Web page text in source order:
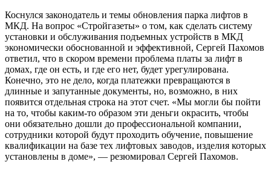
Коснулся законодатель и темы обновления парка лифтов в
МКД. На вопрос «Стройгазеты» о том, как сделать систему
установки и обслуживания подъемных устройств в МКД
экономически обоснованной и эффективной, Сергей Пахомов
ответил, что в скором времени проблема платы за лифт в
домах, где он есть, и где его нет, будет урегулирована.
Конечно, это не дело, когда платежки превращаются в
длинные и запутанные документы, но, возможно, в них
появится отдельная строка на этот счет. «Мы могли бы пойти
на то, чтобы каким-то образом эти деньги окрасить, чтобы
они обязательно дошли до профессиональной компании,
сотрудники которой будут проходить обучение, повышение
квалификации на базе тех лифтовых заводов, изделия которых
установлены в доме», — резюмировал Сергей Пахомов.